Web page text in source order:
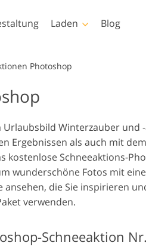
Fotobearbeitung
Laden
Einladung
Video-Overlays
Blog
Photoshop
Winterzauber und
Ergebnissen als auch mit dem
kostenlose Schneeaktions-
wunderschöne Fotos mit
die Sie inspirieren
verwenden.